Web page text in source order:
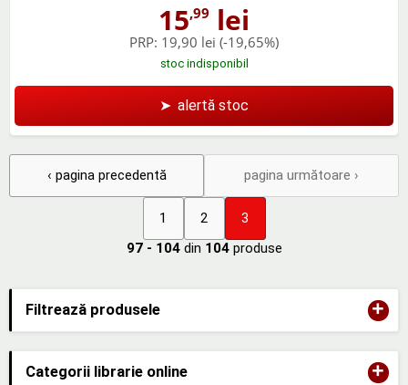
Filtrează produsele +
Categorii librarie online +
15,99 lei
PRP: 19,90 lei (-19,65%)
stoc indisponibil
➤ alertă stoc
‹ pagina precedentă
1 2 3
pagina următoare ›
97 - 104din 104produse